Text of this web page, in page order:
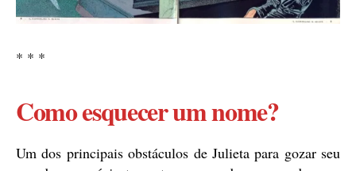
* * *
Como esquecer um nome?
Um dos principais obstáculos de Julieta para gozar seu